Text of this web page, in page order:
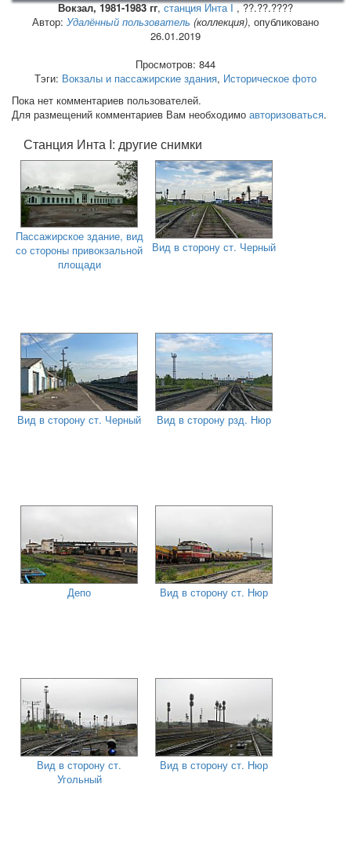
Вокзал, 1981-1983 гг,станция Инта I , ??.??.????
Автор: Удалённый пользователь (коллекция), опубликовано
26.01.2019
Просмотров: 844
Тэги: Вокзалы и пассажирские здания, Историческое фото
Пока нет комментариев пользователей.
Для размещений комментариев Вам необходимо авторизоваться.
Станция Инта I: другие снимки
Пассажирское здание, вид
со стороны привокзальной
площади
Вид в сторону ст. Черный
Вид в сторону ст. Черный Вид в сторону рзд. Нюр
Депо Вид в сторону ст. Нюр
Вид в сторону ст.
Угольный
Вид в сторону ст. Нюр